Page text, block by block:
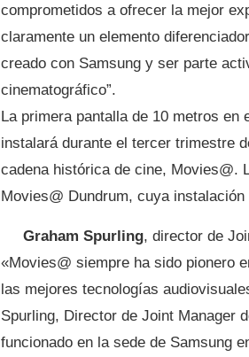
comprometidos a ofrecer la mejor
claramente un elemento
creado con Samsung y ser parte
cinematográfico”.
La primera pantalla de 10 metros en
instalará durante el tercer trimestre
cadena histórica de cine, Movies@.
Movies@ Dundrum, cuya
Graham Spurling, director de
«Movies@ siempre ha sido pionero
las mejores tecnologías
Spurling, Director de Joint Manager
funcionado en la sede de Samsung